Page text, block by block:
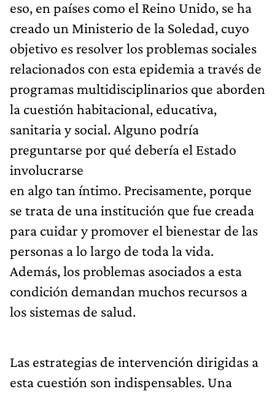
eso, en países como el Reino Unido, se ha
creado un Ministerio de la Soledad, cuyo
objetivo es resolver los problemas sociales
relacionados con esta epidemia a través de
programas multidisciplinarios que aborden
la cuestión habitacional, educativa,
sanitaria y social. Alguno podría
preguntarse por qué debería el Estado
involucrarse
en algo tan íntimo. Precisamente, porque
se trata de una institución que fue creada
para cuidar y promover el bienestar de las
personas a lo largo de toda la vida.
Además, los problemas asociados a esta
condición demandan muchos recursos a
los sistemas de salud.
Las estrategias de intervención dirigidas a
esta cuestión son indispensables. Una